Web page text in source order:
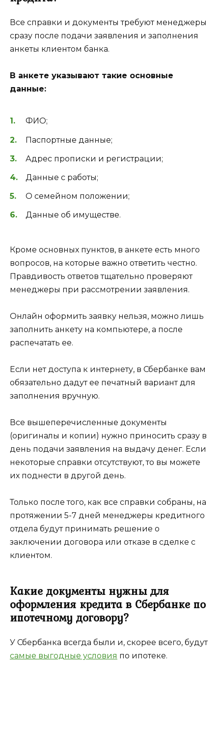
Все справки и документы требуют менеджеры
сразу после подачи заявления и заполнения
анкеты клиентом банка.
В анкете указывают такие основные
данные:
ФИО;
Паспортные данные;
Адрес прописки и регистрации;
Данные с работы;
О семейном положении;
Данные об имуществе.
Кроме основных пунктов, в анкете есть много
вопросов, на которые важно ответить честно.
Правдивость ответов тщательно проверяют
менеджеры при рассмотрении заявления.
Онлайн оформить заявку нельзя, можно лишь
заполнить анкету на компьютере, а после
распечатать ее.
Если нет доступа к интернету, в Сбербанке вам
обязательно дадут ее печатный вариант для
заполнения вручную.
Все вышеперечисленные документы
(оригиналы и копии) нужно приносить сразу в
день подачи заявления на выдачу денег. Если
некоторые справки отсутствуют, то вы можете
их поднести в другой день.
Только после того, как все справки собраны, на
протяжении 5-7 дней менеджеры кредитного
отдела будут принимать решение о
заключении договора или отказе в сделке с
клиентом.
Какие документы нужны для
оформления кредита в Сбербанке по
ипотечному договору?
У Сбербанка всегда были и, скорее всего, будут
самые выгодные условия по ипотеке.